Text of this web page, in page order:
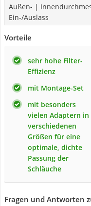
Außen- |
Ein-/Auslass
Vorteile
sehr hohe Filter-
Effizienz
mit Montage-Set
mit besonders
vielen Adaptern in
verschiedenen
Größen für eine
optimale, dichte
Passung der
Schläuche
Fragen und Antworten